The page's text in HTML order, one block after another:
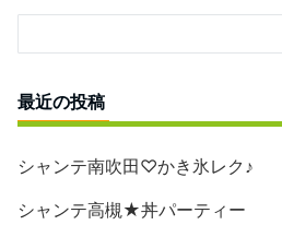
最近の投稿
シャンテ南吹田♡かき氷レク♪
シャンテ高槻★丼パーティー